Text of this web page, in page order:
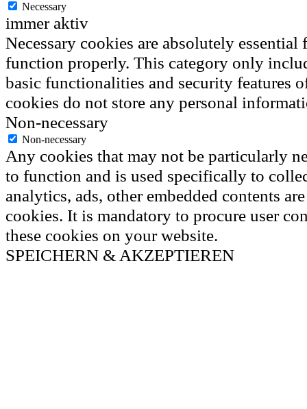
Necessary
immer aktiv
Necessary cookies are absolutely essential
function properly. This category only
basic functionalities and security features
cookies do not store any personal
Non-necessary
Non-necessary
Any cookies that may not be particularly
to function and is used specifically to
analytics, ads, other embedded contents
cookies. It is mandatory to procure user
these cookies on your website.
SPEICHERN & AKZEPTIEREN